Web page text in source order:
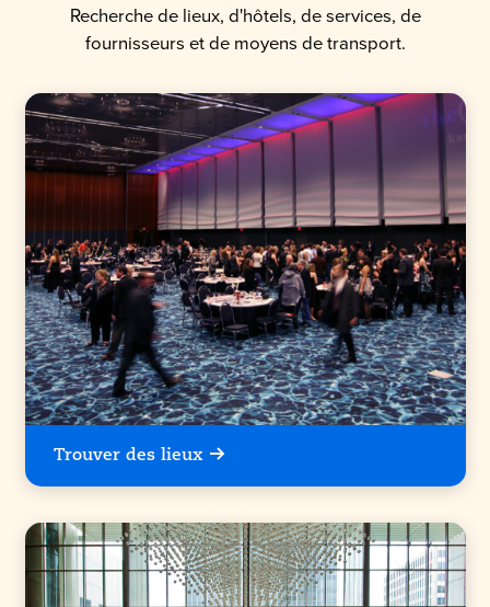
Recherche de lieux, d'hôtels, de services, de
fournisseurs et de moyens de transport.
Trouver des lieux